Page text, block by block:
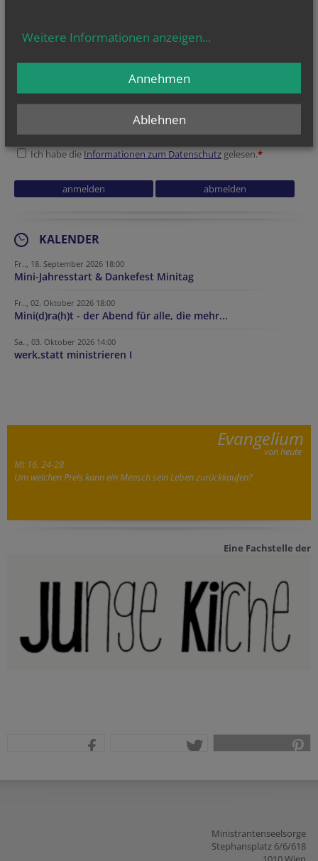
Geben Sie bitte Ihre E-Mail Adresse ein
Datenverarbeitungzu.
Ich habe dieInformationen zum Datenschutzgelesen.*
KALENDER
Fr.., 18. September 2026 18:00
Mini-Jahresstart & Dankefest Minitag
Fr.., 02. Oktober 2026 18:00
Mini(d)ra(h)t - der Abend für alle, die mehr...
Sa.., 03. Oktober 2026 14:00
werk.statt ministrieren I
Evangelium
von heute
Mt 16, 24-28
Um welchen Preis kann ein Mensch sein Leben zurückkaufen?
Eine Fachstelle der
Ministrantenseelsorge
Stephansplatz 6/6/618
Weitere Informationen anzeigen...
Ablehnen
Annehmen